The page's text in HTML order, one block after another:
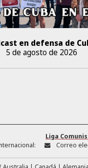
en defensa de
5 de agosto de 2026
Liga
Correo